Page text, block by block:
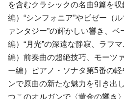
を含むクラシックの名曲9篇を
編）“シンフォニア”やビゼー（
ァンタジー”の輝かしい響き、
編）“月光”の深遠な静寂、ラフ
編）前奏曲の超絶技巧、モーツ
ー編）ピアノ・ソナタ第5番の
ンで原曲の新たな魅力を引き出
つこのオルガンで〈黄金の響き